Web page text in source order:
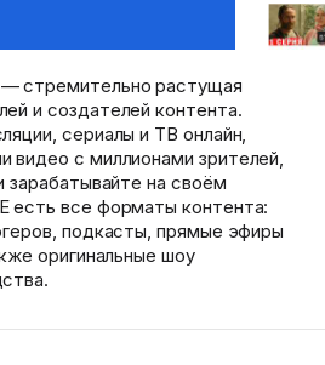
— стремительно растущая
и создателей контента.
сериалы и ТВ онлайн,
видео с миллионами зрителей,
зарабатывайте на своём
есть все форматы контента:
подкасты, прямые эфиры
оригинальные шоу